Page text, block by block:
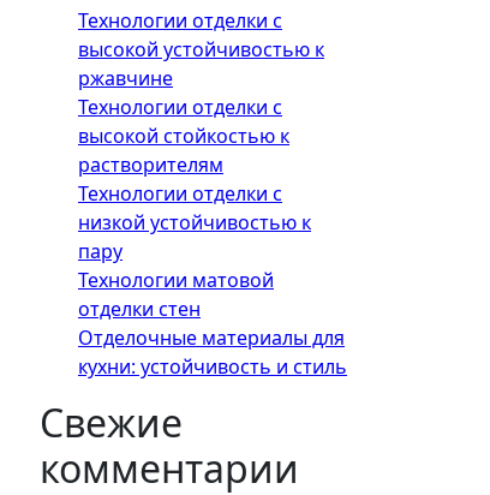
Технологии отделки с
высокой устойчивостью к
ржавчине
Технологии отделки с
высокой стойкостью к
растворителям
Технологии отделки с
низкой устойчивостью к
пару
Технологии матовой
отделки стен
Отделочные материалы для
кухни: устойчивость и стиль
Свежие
комментарии